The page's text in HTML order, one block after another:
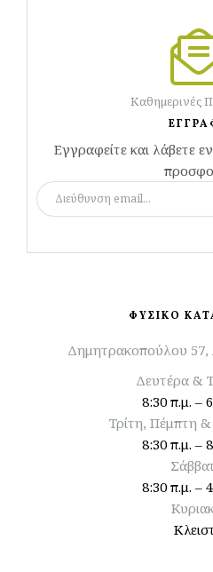
Καθημερινές
Εγγραφείτε και λάβετε
ΦΥΣΙΚΟ
Δημητρακοπούλου
Δευτέρα &
8:30 π.μ. –
Τρίτη, Πέμπτη
8:30 π.μ. –
8:30 π.μ. –